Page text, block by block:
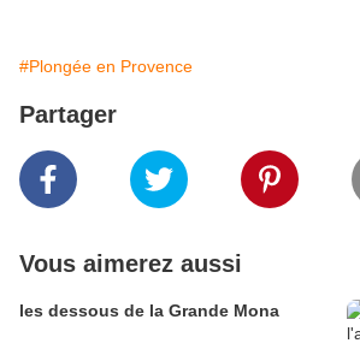
#Plongée en Provence
Partager
Vous aimerez aussi
les dessous de la Grande Mona